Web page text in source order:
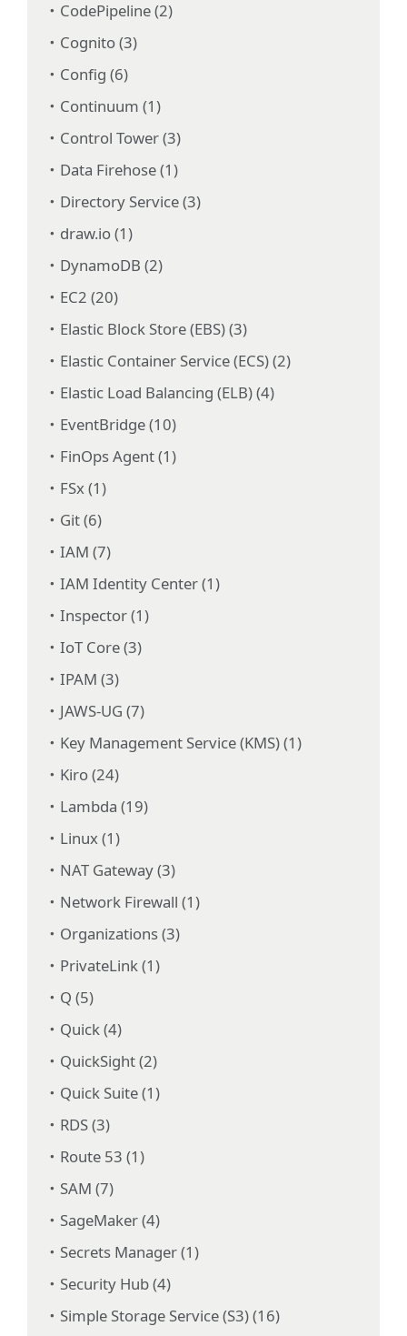
CodePipeline (2)
Cognito (3)
Config (6)
Continuum (1)
Control Tower (3)
Data Firehose (1)
Directory Service (3)
draw.io (1)
DynamoDB (2)
EC2 (20)
Elastic Block Store (EBS) (3)
Elastic Container Service (ECS) (2)
Elastic Load Balancing (ELB) (4)
EventBridge (10)
FinOps Agent (1)
FSx (1)
Git (6)
IAM (7)
IAM Identity Center (1)
Inspector (1)
IoT Core (3)
IPAM (3)
JAWS-UG (7)
Key Management Service (KMS) (1)
Kiro (24)
Lambda (19)
Linux (1)
NAT Gateway (3)
Network Firewall (1)
Organizations (3)
PrivateLink (1)
Q (5)
Quick (4)
QuickSight (2)
Quick Suite (1)
RDS (3)
Route 53 (1)
SAM (7)
SageMaker (4)
Secrets Manager (1)
Security Hub (4)
Simple Storage Service (S3) (16)